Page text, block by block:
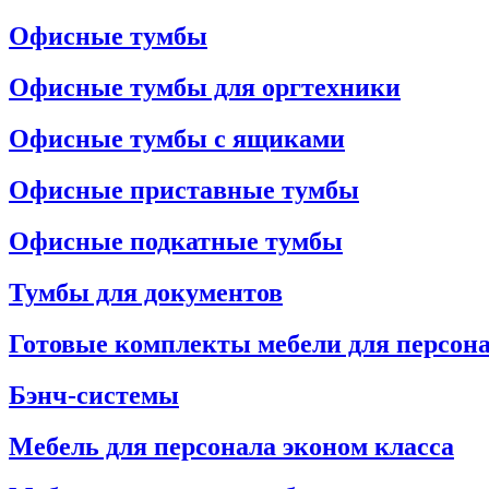
Офисные тумбы
Офисные тумбы для оргтехники
Офисные тумбы с ящиками
Офисные приставные тумбы
Офисные подкатные тумбы
Тумбы для документов
Готовые комплекты мебели для
Бэнч-системы
Мебель для персонала эконом класса